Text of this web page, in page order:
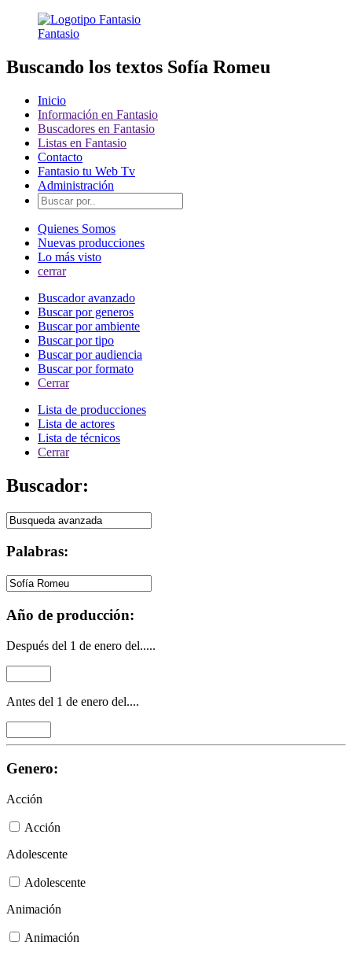
Fantasio
Buscando los textos Sofía Romeu
Inicio
Información en Fantasio
Buscadores en Fantasio
Listas en Fantasio
Contacto
Fantasio tu Web Tv
Administración
Quienes Somos
Nuevas producciones
Lo más visto
cerrar
Buscador avanzado
Buscar por generos
Buscar por ambiente
Buscar por tipo
Buscar por audiencia
Buscar por formato
Cerrar
Lista de producciones
Lista de actores
Lista de técnicos
Cerrar
Buscador:
Palabras:
Año de producción:
Después del 1 de enero del.....
Antes del 1 de enero del....
Genero:
Acción
Acción
Adolescente
Adolescente
Animación
Animación